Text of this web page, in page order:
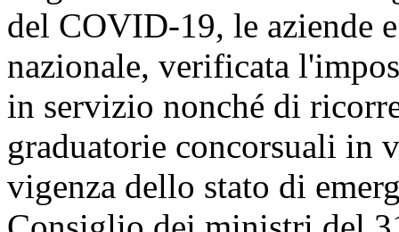
del COVID-19, le aziende
nazionale, verificata
in servizio nonché di
graduatorie concorsuali in
vigenza dello stato di